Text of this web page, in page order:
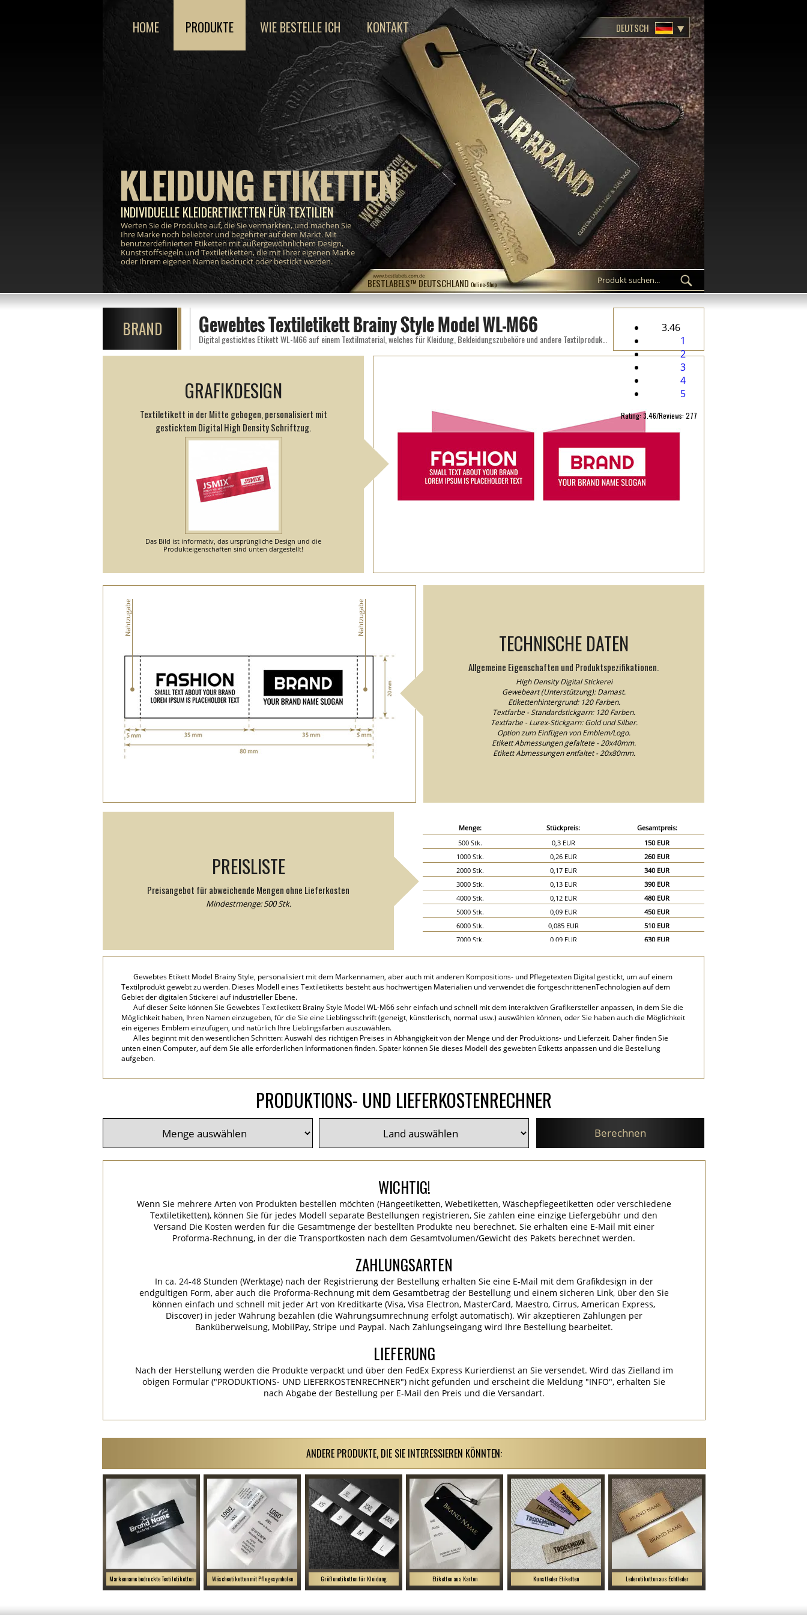
BESTLABELS™ DEUTSCHLAND Online-Shop
www.bestlabels.com.de
KLEIDUNG ETIKETTEN
INDIVIDUELLE KLEIDERETIKETTEN FÜR TEXTILIEN
Werten Sie die Produkte auf, die Sie vermarkten, und machen Sie
Ihre Marke noch beliebter und begehrter auf dem Markt. Mit
benutzerdefinierten Etiketten mit außergewöhnlichem Design,
Kunststoffsiegeln und Textiletiketten, die mit Ihrer eigenen Marke
oder Ihrem eigenen Namen bedruckt oder bestickt werden.
HOME PRODUKTE WIE BESTELLE ICH KONTAKT DEUTSCH
BRAND Gewebtes Textiletikett Brainy Style Model WL-M66
3.46
1
2
3
4
5
Rating: 3.46/Reviews: 277
GRAFIKDESIGN
Textiletikett in der Mitte gebogen, personalisiert mit
gesticktem Digital High Density Schriftzug.
Das Bild ist informativ, das ursprüngliche Design und die
Produkteigenschaften sind unten dargestellt!
TECHNISCHE DATEN
Allgemeine Eigenschaften und Produktspezifikationen.
High Density Digital Stickerei
Gewebeart (Unterstützung): Damast.
Etikettenhintergrund: 120 Farben.
Textfarbe - Standardstickgarn: 120 Farben.
Textfarbe - Lurex-Stickgarn: Gold und Silber.
Option zum Einfügen von Emblem/Logo.
Etikett Abmessungen gefaltete - 20x40mm.
Etikett Abmessungen entfaltet - 20x80mm.
Nahtzugabe Nahtzugabe
PREISLISTE
Preisangebot für abweichende Mengen ohne Lieferkosten
Mindestmenge: 500 Stk.
Menge: Stückpreis:
Gesamtpreis:
500 Stk.
0,3 EUR
150 EUR
1000 Stk.
0,26 EUR
260 EUR
2000 Stk.
0,17 EUR
340 EUR
3000 Stk.
0,13 EUR
390 EUR
4000 Stk.
0,12 EUR
480 EUR
5000 Stk.
0,09 EUR
450 EUR
6000 Stk.
0,085 EUR
510 EUR
7000 Stk.
0,09 EUR
630 EUR
10000 Stk.
0,06 EUR
600 EUR
20000 Stk.
0,04 EUR 800 EUR
Gewebtes Etikett Model Brainy Style, personalisiert mit dem Markennamen, aber auch mit anderen Kompositions- und Pflegetexten Digital gestickt, um auf einem
Textilprodukt gewebt zu werden. Dieses Modell eines Textiletiketts besteht aus hochwertigen Materialien und verwendet die fortgeschrittenenTechnologien auf dem
Gebiet der digitalen Stickerei auf industrieller Ebene.
Auf dieser Seite können Sie Gewebtes Textiletikett Brainy Style Model WL-M66 sehr einfach und schnell mit dem interaktiven Grafikersteller anpassen, in dem Sie die
Möglichkeit haben, Ihren Namen einzugeben, für die Sie eine Lieblingsschrift (geneigt, künstlerisch, normal usw.) auswählen können, oder Sie haben auch die Möglichkeit
ein eigenes Emblem einzufügen, und natürlich Ihre Lieblingsfarben auszuwählen.
Alles beginnt mit den wesentlichen Schritten: Auswahl des richtigen Preises in Abhängigkeit von der Menge und der Produktions- und Lieferzeit. Daher finden Sie
unten einen Computer, auf dem Sie alle erforderlichen Informationen finden. Später können Sie dieses Modell des gewebten Etiketts anpassen und die Bestellung
aufgeben.
PRODUKTIONS- UND LIEFERKOSTENRECHNER
Berechnen
WICHTIG!
Wenn Sie mehrere Arten von Produkten bestellen möchten (Hängeetiketten, Webetiketten, Wäschepflegeetiketten oder verschiedene
Textiletiketten), können Sie für jedes Modell separate Bestellungen registrieren, Sie zahlen eine einzige Liefergebühr und den
Versand Die Kosten werden für die Gesamtmenge der bestellten Produkte neu berechnet. Sie erhalten eine E-Mail mit einer
Proforma-Rechnung, in der die Transportkosten nach dem Gesamtvolumen/Gewicht des Pakets berechnet werden.
ZAHLUNGSARTEN
In ca. 24-48 Stunden (Werktage) nach der Registrierung der Bestellung erhalten Sie eine E-Mail mit dem Grafikdesign in der
endgültigen Form, aber auch die Proforma-Rechnung mit dem Gesamtbetrag der Bestellung und einem sicheren Link, über den Sie
können einfach und schnell mit jeder Art von Kreditkarte (Visa, Visa Electron, MasterCard, Maestro, Cirrus, American Express,
Discover) in jeder Währung bezahlen (die Währungsumrechnung erfolgt automatisch). Wir akzeptieren Zahlungen per
Banküberweisung, MobilPay, Stripe und Paypal. Nach Zahlungseingang wird Ihre Bestellung bearbeitet.
LIEFERUNG
Nach der Herstellung werden die Produkte verpackt und über den FedEx Express Kurierdienst an Sie versendet. Wird das Zielland im
obigen Formular ("PRODUKTIONS- UND LIEFERKOSTENRECHNER") nicht gefunden und erscheint die Meldung "INFO", erhalten Sie
nach Abgabe der Bestellung per E-Mail den Preis und die Versandart.
ANDERE PRODUKTE, DIE SIE INTERESSIEREN KÖNNTEN:
Markenname bedruckte Textiletiketten Wäscheetiketten mit Pflegesymbolen Größenetiketten für Kleidung Etiketten aus Karton Kunstleder Etiketten Lederetiketten aus Echtleder